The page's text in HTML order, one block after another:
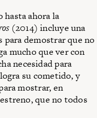
hasta ahora la
(2014) incluye una
para demostrar que no
mucho que ver con
necesidad para
su cometido, y
mostrar, en
que no todos